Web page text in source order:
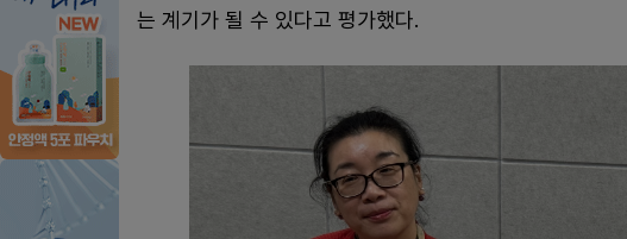
는 계기가 될 수 있다고 평가했다.